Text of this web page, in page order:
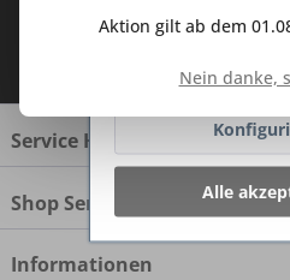
Ich habe die
zur Kenntnis genommen.
Service Hotline
Shop Service
Informationen
Aktion gilt ab dem
Nein danke,
Alle